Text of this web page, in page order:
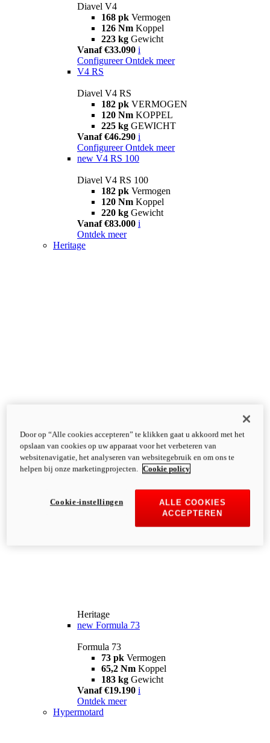
Diavel V4
168 pk Vermogen
126 Nm Koppel
223 kg Gewicht
Vanaf €33.090 i
Configureer Ontdek meer
V4 RS
Diavel V4 RS
182 pk VERMOGEN
120 Nm KOPPEL
225 kg GEWICHT
Vanaf €46.290 i
Configureer Ontdek meer
new V4 RS 100
Diavel V4 RS 100
182 pk Vermogen
120 Nm Koppel
220 kg Gewicht
Vanaf €83.000 i
Ontdek meer
Heritage
Heritage
new Formula 73
Formula 73
73 pk Vermogen
65,2 Nm Koppel
183 kg Gewicht
Vanaf €19.190 i
Ontdek meer
Hypermotard
Door op “Alle cookies accepteren” te klikken gaat u akkoord met het
opslaan van cookies op uw apparaat voor het verbeteren van
websitenavigatie, het analyseren van websitegebruik en om ons te
helpen bij onze marketingprojecten.
Cookie policy
ALLE COOKIES
ACCEPTEREN
Cookie-instellingen